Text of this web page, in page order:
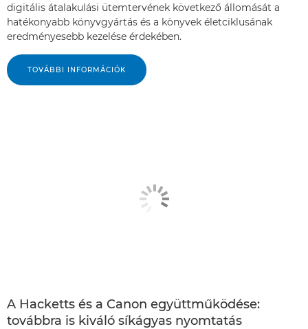
digitális átalakulási ütemtervének következő állomását a
hatékonyabb könyvgyártás és a könyvek életciklusának
eredményesebb kezelése érdekében.
TOVÁBBI INFORMÁCIÓK
A Hacketts és a Canon együttműködése:
továbbra is kiváló síkágyas nyomtatás